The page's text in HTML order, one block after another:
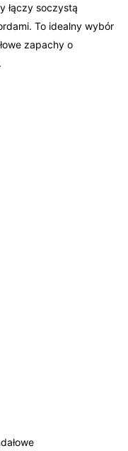
łączy soczystą
To idealny wybór
zapachy o